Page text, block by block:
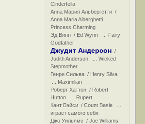
Cinderfella
Анна Мария Альбергетти /
Anna Maria Alberghetti ...
Princess Charming
Эд Винн / Ed Wynn ... Fairy
Godfather
Джудит Андерсон /
Judith Anderson ... Wicked
Stepmother
Генри Сильва / Henry Silva
... Maximilian
Роберт Хаттон / Robert
Hutton ... Rupert
Кант Бэйси / Count Basie ...
играет самого себя
Джо Уильямс / Joe Williams